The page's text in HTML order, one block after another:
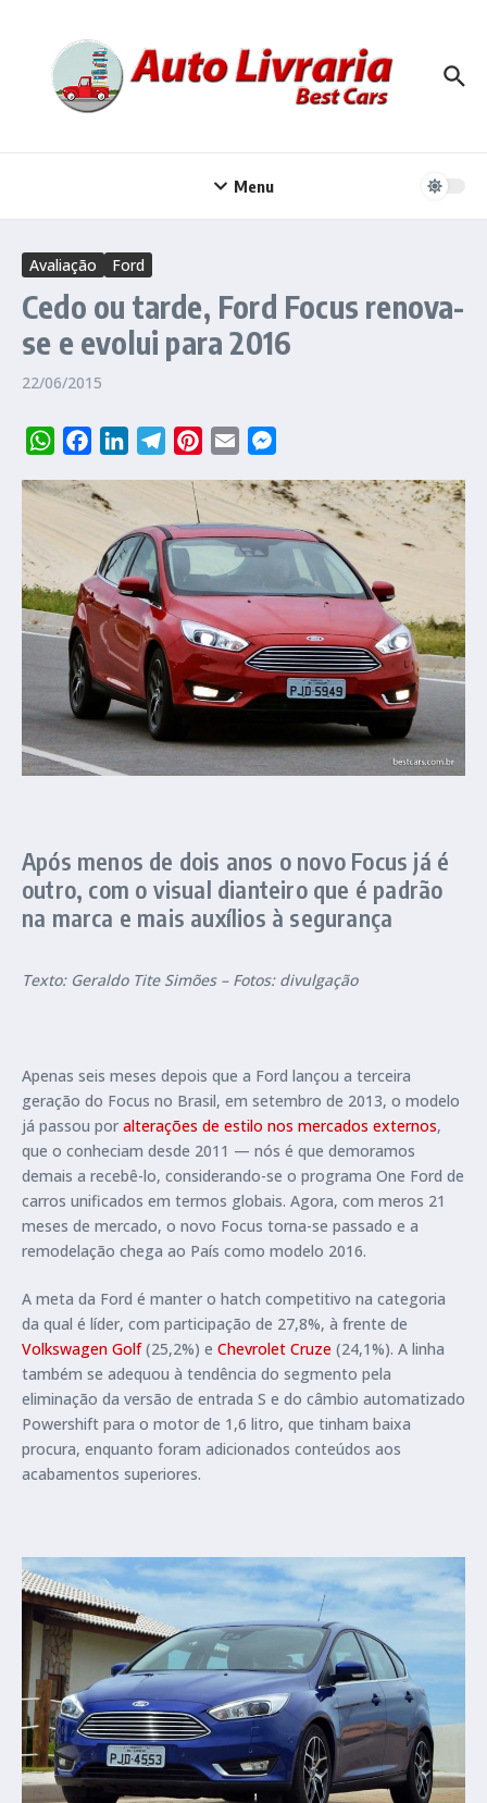
Menu
Avaliação Ford
Cedo ou tarde, Ford Focus renova-
se e evolui para 2016
22/06/2015
WhatsAppFacebookLinkedInTelegramPinterest
Email
Após menos de dois anos o novo Focus já é
outro, com o visual dianteiro que é padrão
na marca e mais auxílios à segurança
Texto: Geraldo Tite Simões – Fotos: divulgação
Apenas seis meses depois que a Ford lançou a terceira
geração do Focus no Brasil, em setembro de 2013, o modelo
já passou por alterações de estilo nos mercados externos,
que o conheciam desde 2011 — nós é que demoramos
demais a recebê-lo, considerando-se o programa One Ford de
carros unificados em termos globais. Agora, com meros 21
meses de mercado, o novo Focus torna-se passado e a
remodelação chega ao País como modelo 2016.
A meta da Ford é manter o hatch competitivo na categoria
da qual é líder, com participação de 27,8%, à frente de
Volkswagen Golf(25,2%) e Chevrolet Cruze (24,1%). A linha
também se adequou à tendência do segmento pela
eliminação da versão de entrada S e do câmbio automatizado
Powershift para o motor de 1,6 litro, que tinham baixa
procura, enquanto foram adicionados conteúdos aos
acabamentos superiores.